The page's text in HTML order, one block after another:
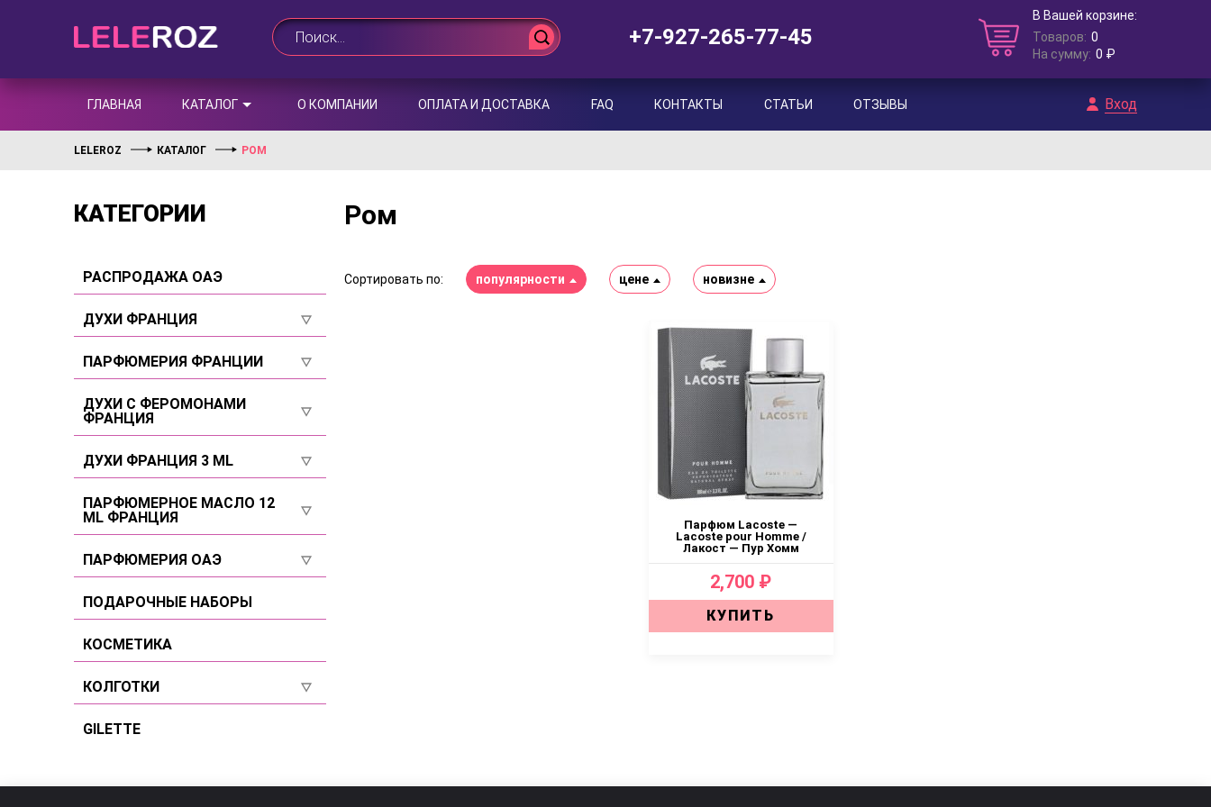
+7-927-265-77-45
В Вашей корзине:
Товаров: 0
На сумму: 0 ₽
ГЛАВНАЯ КАТАЛОГ О КОМПАНИИ ОПЛАТА И ДОСТАВКА FAQ КОНТАКТЫ СТАТЬИ ОТЗЫВЫ Вход
LELEROZ КАТАЛОГ РОМ
КАТЕГОРИИ
РАСПРОДАЖА ОАЭ
ДУХИ ФРАНЦИЯ
Для женщин
Селективы
ПАРФЮМЕРИЯ ФРАНЦИИ
Для женщин
Для мужчин
Селективы
ДУХИ С ФЕРОМОНАМИ
ФРАНЦИЯ
Селективы
Для мужчин
ДУХИ ФРАНЦИЯ 3 ML
Для женщин
Для мужчин
Селективы
ПАРФЮМЕРНОЕ МАСЛО 12
ML ФРАНЦИЯ
Для женщин
Селективы
ПАРФЮМЕРИЯ ОАЭ
Для женщин
ПОДАРОЧНЫЕ НАБОРЫ
КОСМЕТИКА
КОЛГОТКИ
Размер 2
Размер 4
GILETTE
Ром
Сортировать по: популярности цене новизне
Парфюм Lacoste —
Lacoste pour Homme /
Лакост — Пур Хомм
2,700 ₽
КУПИТЬ